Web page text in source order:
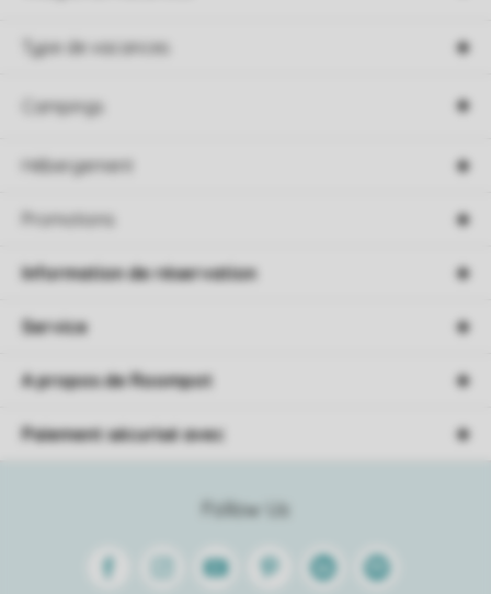
Type de vacances
Campings
Hébergement
Promotions
Follow Us
FacebookInstagramYoutube PinterestLinkedinSpotify
Information de réservation
Service
A propos de Roompot
Paiement sécurisé avec